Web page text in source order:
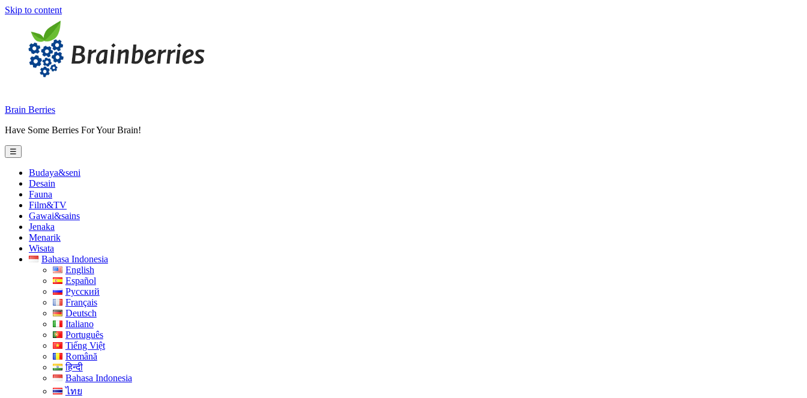
Skip to content
Brain Berries
Have Some Berries For Your Brain!
☰
Budaya&seni
Desain
Fauna
Film&TV
Gawai&sains
Jenaka
Menarik
Wisata
Bahasa Indonesia
English
Español
Русский
Français
Deutsch
Italiano
Português
Tiếng Việt
Română
हिन्दी
Bahasa Indonesia
ไทย